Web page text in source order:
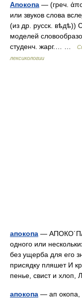
Апокопа — (греч. ἀπο
или звуков слова
(из др. русск. вѣдѣ))
моделей
студенч. жарг.… …
лексикологии
апокопа — АПОКО´ПА
одного или
без ущерба для его
присядку пляшет И
пенье, свист и
апокопа — ап